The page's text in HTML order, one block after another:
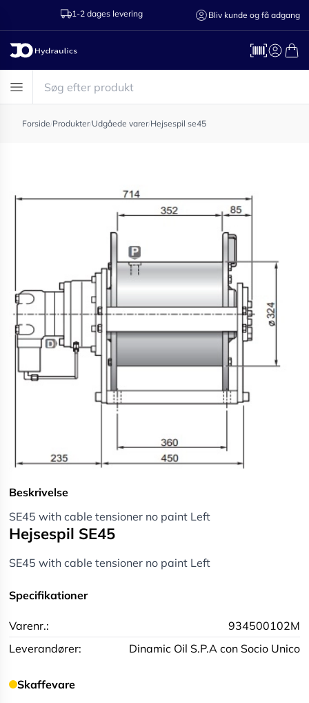
1-2 dages levering Ring til os
Bliv kunde og få adgang
Forside/Produkter/Udgåede varer/Hejsespil se45
Beskrivelse
SE45 with cable tensioner no paint Left
Hejsespil SE45
SE45 with cable tensioner no paint Left
Specifikationer
Varenr.:
934500102M
Leverandører:
Dinamic Oil S.P.A con Socio Unico
Skaffevare